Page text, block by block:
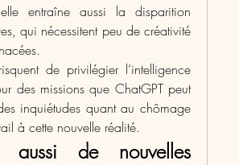
entraîne aussi la disparition
qui nécessitent peu de créativité
de privilégier l’intelligence
des missions que ChatGPT peut
inquiétudes quant au chômage
à cette nouvelle réalité.
aussi de nouvelles